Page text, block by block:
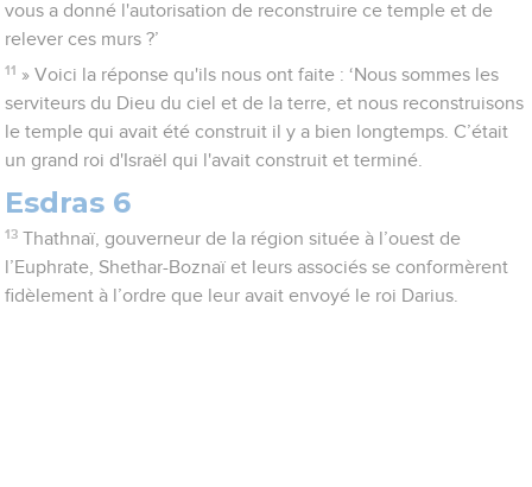
vous a donné l'autorisation de reconstruire ce temple et de
relever ces murs ?’
11 » Voici la réponse qu'ils nous ont faite : ‘Nous sommes les
serviteurs du Dieu du ciel et de la terre, et nous reconstruisons
le temple qui avait été construit il y a bien longtemps. C’était
un grand roi d'Israël qui l'avait construit et terminé.
Esdras 6
13 Thathnaï, gouverneur de la région située à l’ouest de
l’Euphrate, Shethar-Boznaï et leurs associés se conformèrent
fidèlement à l’ordre que leur avait envoyé le roi Darius.